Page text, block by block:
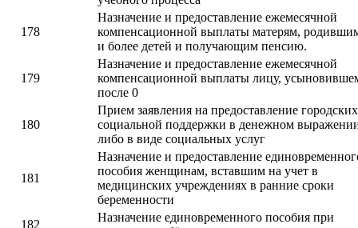
178
Назначение и предоставление ежемесячной
компенсационной выплаты матерям,
и более детей и получающим пенсию.
179
Назначение и предоставление ежемесячной
компенсационной выплаты лицу,
после 0
180
Прием заявления на предоставление
социальной поддержки в денежном
либо в виде социальных услуг
181
Назначение и предоставление
пособия женщинам, вставшим на учет в
медицинских учреждениях в ранние сроки
беременности
182
Назначение единовременного пособия при